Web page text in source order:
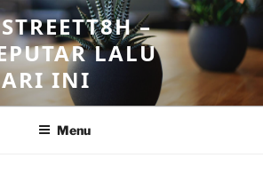
–
LALU
INI
Menu